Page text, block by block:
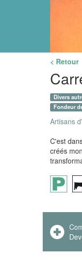
< Retour
Divers
Fondeur
Artisans
C'est
créés